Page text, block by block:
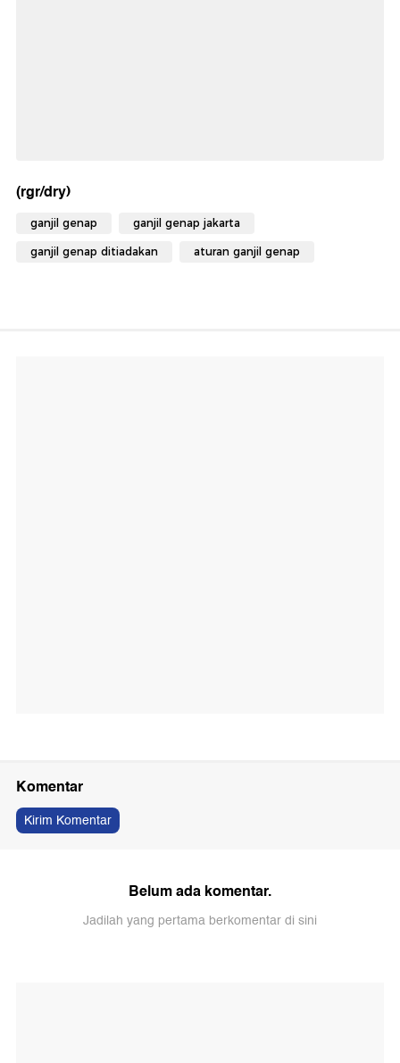
(rgr/dry)
ganjil genap ganjil genap jakarta
ganjil genap ditiadakan aturan ganjil genap
Komentar
Kirim Komentar
Belum ada komentar.
Jadilah yang pertama berkomentar di sini